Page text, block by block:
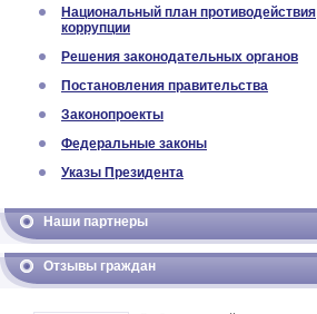
Национальный план противодействия
коррупции
Решения законодательных органов
Постановления правительства
Законопроекты
Федеральные законы
Указы Президента
Наши партнеры
Отзывы граждан